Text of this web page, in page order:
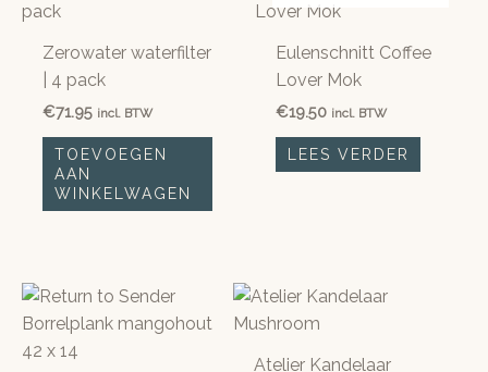
Zerowater waterfilter
| 4 pack
€71.95 incl. BTW
TOEVOEGEN
AAN
WINKELWAGEN
Eulenschnitt Coffee
Lover Mok
€19.50 incl. BTW
LEES VERDER
Atelier Kandelaar